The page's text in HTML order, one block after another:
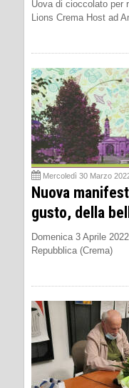
Uova di cioccolato per
Lions Crema Host ad
Mercoledì 30 Marzo
Nuova
gusto, della
Domenica 3 Aprile
Repubblica (Crema)